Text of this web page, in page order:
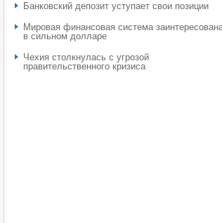
​Банковский депозит уступает свои позиции
Мировая финансовая система
в сильном долларе
Чехия столкнулась с угрозой
правительственного кризиса